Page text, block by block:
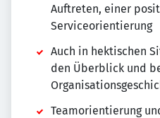
Auftreten, einer
Serviceorientierung
Auch in hektischen
den Überblick und
Teamorientierung